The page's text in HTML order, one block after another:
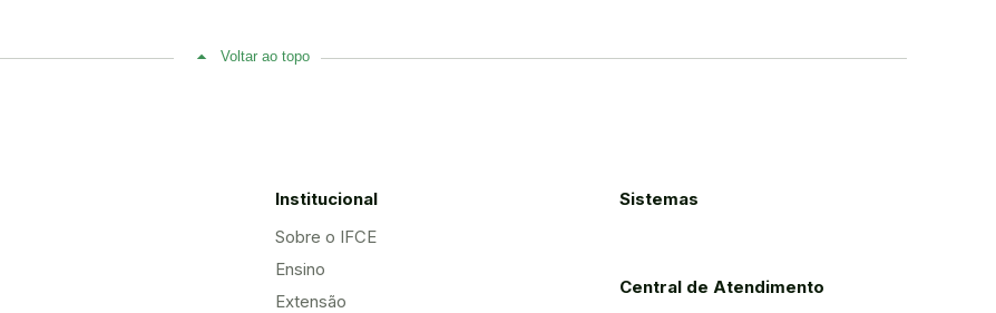
Voltar ao topo
Institucional
Sobre o IFCE
Ensino
Extensão
Sistemas
Central de Atendimento